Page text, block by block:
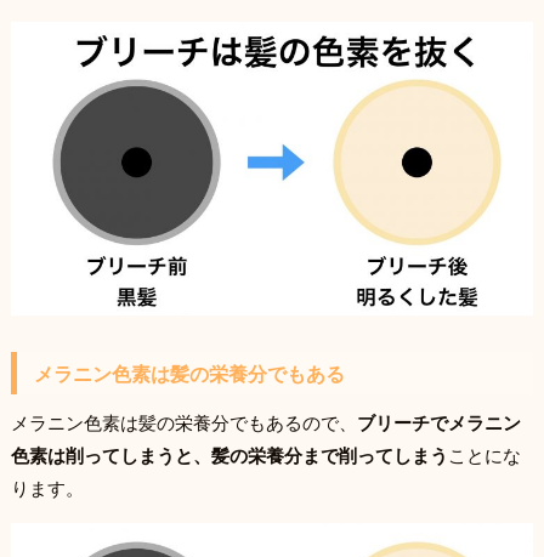
メラニン色素は髪の栄養分でもある
メラニン色素は髪の栄養分でもあるので、 ブリーチでメラニン
色素は削ってしまうと、髪の栄養分まで削ってしまう ことにな
ります。